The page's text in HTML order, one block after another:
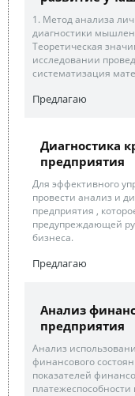
1. Метод анализа
диагностики
Теоретическая
исследовании
систематизация
Предлагаю
Диагностика
предприятия
Для эффективного
провести анализ и
предприятия ,
предупреждающей
бизнеса.
Предлагаю
Анализ
предприятия
Анализ
финансового
показателей